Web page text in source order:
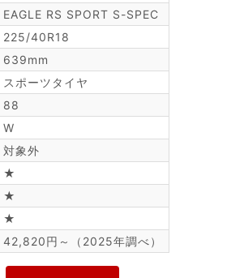
EAGLE RS SPORT S-SPEC
225/40R18
639mm
スポーツタイヤ
88
W
対象外
★
★
★
42,820円～（2025年調べ）